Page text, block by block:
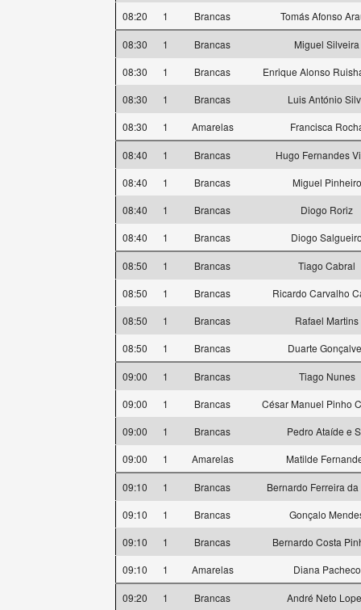
08:20
1 Brancas Tomás Afonso
08:30 1 Brancas
Miguel Silveira
08:30
1 Brancas
Enrique Alonso
08:30
1 Brancas
Luis António
08:30
1 Amarelas Francisca
08:40 1 Brancas
Hugo Fernandes
08:40
1 Brancas
Miguel Pinheiro
08:40
1 Brancas
Diogo Roriz
08:40
1 Brancas Diogo
08:50 1 Brancas
Tiago Cabral
08:50
1 Brancas
Ricardo Carvalho
08:50
1 Brancas
Rafael Martins
08:50
1 Brancas Duarte
09:00 1 Brancas
Tiago Nunes
09:00
1 Brancas
César Manuel Pinho
09:00
1 Brancas
Pedro Ataíde e
09:00
1 Amarelas Matilde
09:10 1 Brancas
Bernardo Ferreira
09:10
1 Brancas
Gonçalo
09:10
1 Brancas
Bernardo Costa
09:10
1 Amarelas Diana Pacheco
09:20 1 Brancas
André Neto